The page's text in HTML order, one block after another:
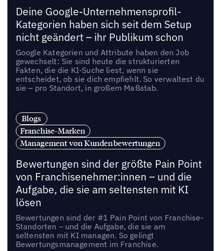
Deine Google-Unternehmensprofil-
Kategorien haben sich seit dem Setup
nicht geändert – ihr Publikum schon
Google Kategorien und Attribute haben den Job
gewechselt: Sie sind heute die strukturierten
Fakten, die die KI-Suche liest, wenn sie
entscheidet, ob sie dich empfiehlt. So verwaltest du
sie – pro Standort, in großem Maßstab.
Blogs
Franchise-Marken
Management von Kundenbewertungen
Bewertungen sind der größte Pain Point
von Franchisenehmer:innen – und die
Aufgabe, die sie am seltensten mit KI
lösen
Bewertungen sind der #1 Pain Point von Franchise-
Standorten – und die Aufgabe, die sie am
seltensten mit KI managen. So gelingt
Bewertungsmanagement im Franchise.